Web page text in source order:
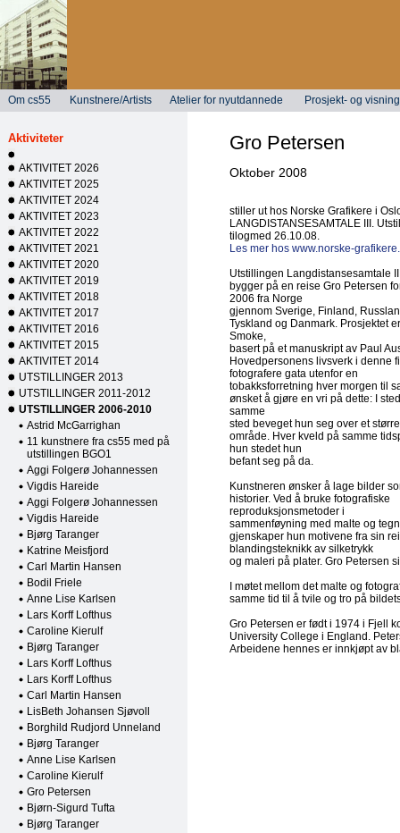
Om cs55 Kunstnere/Artists Atelier for nyutdannede Prosjekt- og
Aktiviteter
AKTIVITET 2026
AKTIVITET 2025
AKTIVITET 2024
AKTIVITET 2023
AKTIVITET 2022
AKTIVITET 2021
AKTIVITET 2020
AKTIVITET 2019
AKTIVITET 2018
AKTIVITET 2017
AKTIVITET 2016
AKTIVITET 2015
AKTIVITET 2014
UTSTILLINGER 2013
UTSTILLINGER 2011-2012
UTSTILLINGER 2006-2010
Astrid McGarrighan
11 kunstnere fra cs55 med på
utstillingen BGO1
Aggi Folgerø Johannessen
Vigdis Hareide
Aggi Folgerø Johannessen
Vigdis Hareide
Bjørg Taranger
Katrine Meisfjord
Carl Martin Hansen
Bodil Friele
Anne Lise Karlsen
Lars Korff Lofthus
Caroline Kierulf
Bjørg Taranger
Lars Korff Lofthus
Lars Korff Lofthus
Carl Martin Hansen
LisBeth Johansen Sjøvoll
Borghild Rudjord Unneland
Bjørg Taranger
Anne Lise Karlsen
Caroline Kierulf
Gro Petersen
Bjørn-Sigurd Tufta
Bjørg Taranger
Gro Petersen
Oktober 2008
stiller ut hos Norske Grafikere i
LANGDISTANSESAMTALE III.
tilogmed 26.10.08.
Les mer hos www.norske-
Utstillingen Langdistansesamtale
bygger på en reise Gro Petersen
2006 fra Norge
gjennom Sverige, Finland,
Tyskland og Danmark. Prosjektet
Smoke,
basert på et manuskript av Paul
Hovedpersonens livsverk i denne
fotografere gata utenfor en
tobakksforretning hver morgen til
ønsket å gjøre en vri på dette: I
samme
sted beveget hun seg over et
område. Hver kveld på samme
hun stedet hun
befant seg på da.
Kunstneren ønsker å lage bilder
historier. Ved å bruke fotografiske
reproduksjonsmetoder i
sammenføyning med malte og
gjenskaper hun motivene fra sin
blandingsteknikk av silketrykk
og maleri på plater. Gro Petersen
I møtet mellom det malte og
samme tid til å tvile og tro på
Gro Petersen er født i 1974 i Fjell
University College i England.
Arbeidene hennes er innkjøpt av